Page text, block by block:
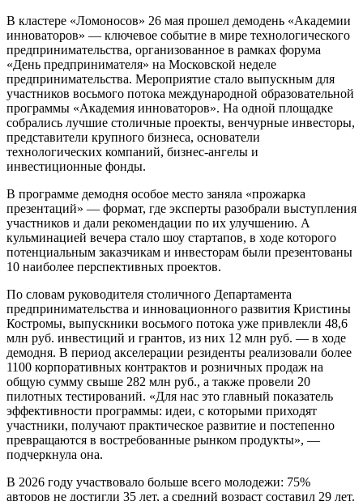
В кластере «Ломоносов» 26 мая прошел демодень «Академии
инноваторов» — ключевое событие в мире технологического
предпринимательства, организованное в рамках форума
«День предпринимателя» на Московской неделе
предпринимательства. Мероприятие стало выпускным для
участников восьмого потока международной образовательной
программы «Академия инноваторов». На одной площадке
собрались лучшие столичные проекты, венчурные инвесторы,
представители крупного бизнеса, основатели
технологических компаний, бизнес-ангелы и
инвестиционные фонды.
В программе демодня особое место заняла «прожарка
презентаций» — формат, где эксперты разобрали выступления
участников и дали рекомендации по их улучшению. А
кульминацией вечера стало шоу стартапов, в ходе которого
потенциальным заказчикам и инвесторам были презентованы
10 наиболее перспективных проектов.
По словам руководителя столичного Департамента
предпринимательства и инновационного развития Кристины
Костромы, выпускники восьмого потока уже привлекли 48,6
млн руб. инвестиций и грантов, из них 12 млн руб. — в ходе
демодня. В период акселерации резиденты реализовали более
1100 корпоративных контрактов и розничных продаж на
общую сумму свыше 282 млн руб., а также провели 20
пилотных тестирований. «Для нас это главный показатель
эффективности программы: идеи, с которыми приходят
участники, получают практическое развитие и постепенно
превращаются в востребованные рынком продукты», —
подчеркнула она.
В 2026 году участвовало больше всего молодежи: 75%
авторов не достигли 35 лет, а средний возраст составил 29 лет.